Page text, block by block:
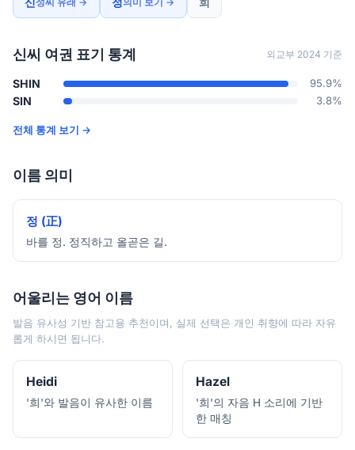
신씨 여권 표기 통계 외교부 2024 기준
SHIN 95.9%
SIN 3.8%
전체 통계 보기 →
이름 의미
정 (正)
바를 정. 정직하고 올곧은 길.
어울리는 영어 이름
발음 유사성 기반 참고용 추천이며, 실제 선택은 개인 취향에 따라 자유
롭게 하시면 됩니다.
Heidi
'희'와 발음이 유사한 이름
Hazel
'희'의 자음 H 소리에 기반
한 매칭